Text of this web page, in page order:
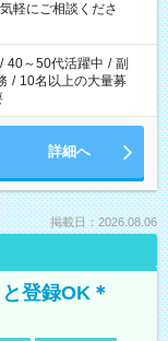
軽にご相談くださ
/ 40～50代活躍中 / 副
/ 10名以上の大量募
詳細へ
掲載日：2026.08.06
登録OK＊